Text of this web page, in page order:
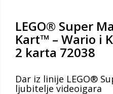
LEGO® Super
Kart™ – Wario i
2 karta 72038
Dar iz linije LEGO®
ljubitelje videoigara